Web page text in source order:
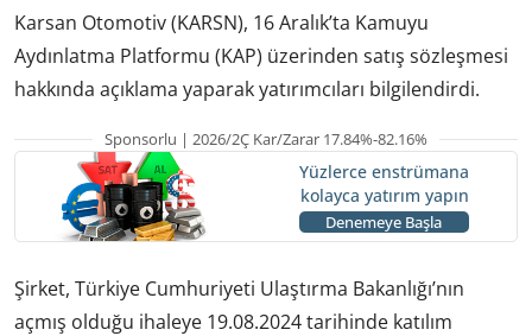
Karsan Otomotiv (KARSN), 16 Aralık’ta Kamuyu
Aydınlatma Platformu (KAP) üzerinden satış sözleşmesi
hakkında açıklama yaparak yatırımcıları bilgilendirdi.
Sponsorlu | 2026/2Ç Kar/Zarar 17.84%-82.16%
Yüzlerce enstrümana
kolayca yatırım yapın
Denemeye Başla
Şirket, Türkiye Cumhuriyeti Ulaştırma Bakanlığı’nın
açmış olduğu ihaleye 19.08.2024 tarihinde katılım